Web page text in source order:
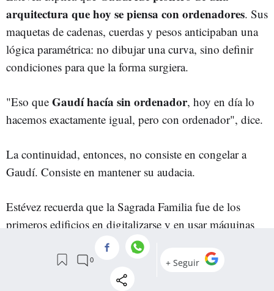
arquitectura que hoy se piensa con ordenadores. Sus
maquetas de cadenas, cuerdas y pesos anticipaban una
lógica paramétrica: no dibujar una curva, sino definir
condiciones para que la forma surgiera.
"Eso que Gaudí hacía sin ordenador, hoy en día lo
hacemos exactamente igual, pero con ordenador", dice.
La continuidad, entonces, no consiste en congelar a
Gaudí. Consiste en mantener su audacia.
Estévez recuerda que la Sagrada Familia fue de los
primeros edificios en digitalizarse y en usar máquinas
de fabricación digital. Y dice que las torres construidas
bajo Faulí incorporan tecnología de punta.